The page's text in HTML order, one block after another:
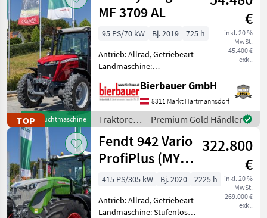
TOPGebrauchtmaschine
MF 3709 AL
€
inkl. 20 %
MwSt.
45.400 €
exkl.
95 PS/70 kW Bj. 2019
725 h
Antrieb: Allrad, Getriebeart
Landmaschine:
Plattform: Kabine,
Zapfwellendrehzahl:
540/540E,
Höchstgeschwindigkeit in
km/h: 40 km/h, Aufladung:
Turbola
Bierbauer GmbH
8311 Markt Hartmannsdorf
Traktoren
/ Massey
Ferguson
Premium Gold Händler
Fendt 942 Vario
ProfiPlus (MY
2020)
322.800
€
inkl. 20 %
MwSt.
269.000 €
exkl.
415 PS/305 kW Bj. 2020
2225 h
Antrieb: Allrad, Getriebeart
Landmaschine: Stufenloses